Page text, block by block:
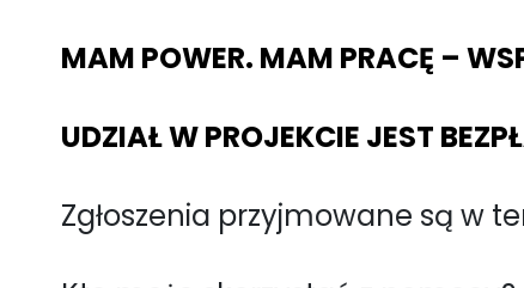
MAM POWER. MAM PRACĘ –
UDZIAŁ W PROJEKCIE JEST
Zgłoszenia przyjmowane są w